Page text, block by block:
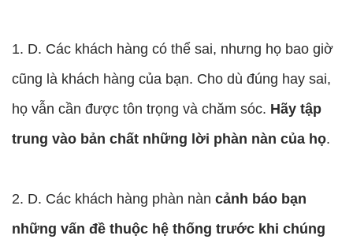
1. D. Các khách hàng có thể sai, nhưng họ bao giờ
cũng là khách hàng của bạn. Cho dù đúng hay sai,
họ vẫn cần được tôn trọng và chăm sóc. Hãy tập
trung vào bản chất những lời phàn nàn của họ.
2. D. Các khách hàng phàn nàn cảnh báo bạn
những vấn đề thuộc hệ thống trước khi chúng